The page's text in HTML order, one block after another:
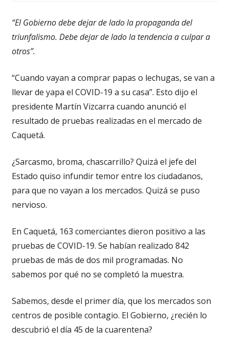
“El Gobierno debe dejar de lado la propaganda del
triunfalismo. Debe dejar de lado la tendencia a culpar a
otros”.
“Cuando vayan a comprar papas o lechugas, se van a
llevar de yapa el COVID-19 a su casa”. Esto dijo el
presidente Martín Vizcarra cuando anunció el
resultado de pruebas realizadas en el mercado de
Caquetá.
¿Sarcasmo, broma, chascarrillo? Quizá el jefe del
Estado quiso infundir temor entre los ciudadanos,
para que no vayan a los mercados. Quizá se puso
nervioso.
En Caquetá, 163 comerciantes dieron positivo a las
pruebas de COVID-19. Se habían realizado 842
pruebas de más de dos mil programadas. No
sabemos por qué no se completó la muestra.
Sabemos, desde el primer día, que los mercados son
centros de posible contagio. El Gobierno, ¿recién lo
descubrió el día 45 de la cuarentena?